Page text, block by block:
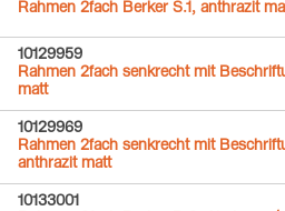
Rahmen 2fach Berker S.1, anthrazit
10129959
Rahmen 2fach senkrecht mit
matt
10129969
Rahmen 2fach senkrecht mit
anthrazit matt
10133001